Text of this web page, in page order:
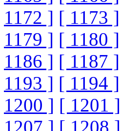
1172 ] [ 1173 ]
1179 ] [ 1180 ]
1186 ] [ 1187 ]
1193 ] [ 1194 ]
1200 ] [ 1201 ]